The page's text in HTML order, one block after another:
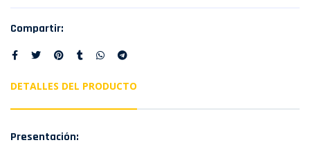
Compartir:
DETALLES DEL PRODUCTO
Presentación: